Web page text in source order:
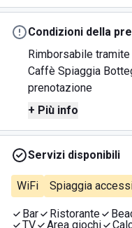
Condizioni della
Rimborsabile
Caffè Spiaggia
prenotazione
+ Più info
Servizi disponibili
WiFi Spiaggia
Bar Ristorante
TV
Area giochi